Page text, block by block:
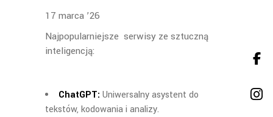
17 marca ’26
Najpopularniejsze serwisy ze sztuczną
inteligencją:
ChatGPT: Uniwersalny asystent do
tekstów, kodowania i analizy.